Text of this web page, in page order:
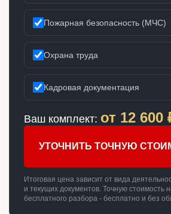
Пожарная безопасность (МЧС)
Охрана труда
Кадровая документация
Ваш комплект: от 12 600
УТОЧНИТЬ ТОЧНУЮ
Итоговая цена зависит от вида
и текущих документов. Точную стоимость
бесплатного разбора - бесплатно и без